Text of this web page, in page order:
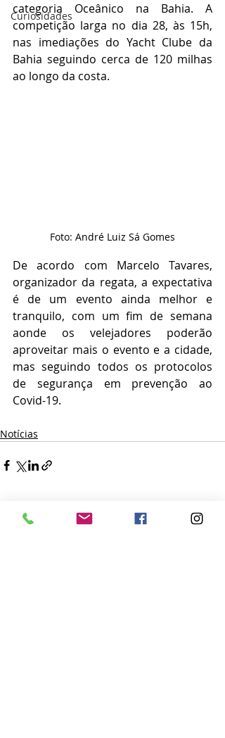
Curiosidades
categoria Oceânico na Bahia. A
competição larga no dia 28, às 15h,
nas imediações do Yacht Clube da
Bahia seguindo cerca de 120 milhas
ao longo da costa.
Foto: André Luiz Sá Gomes
De acordo com Marcelo Tavares,
organizador da regata, a expectativa
é de um evento ainda melhor e
tranquilo, com um fim de semana
aonde os velejadores poderão
aproveitar mais o evento e a cidade,
mas seguindo todos os protocolos
de segurança em prevenção ao
Covid-19.
Notícias
Posts recentes Ver tudo